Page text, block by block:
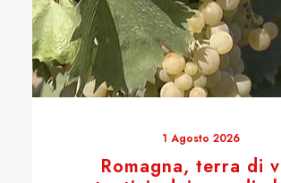
1 Agosto 2026
Romagna, terra di